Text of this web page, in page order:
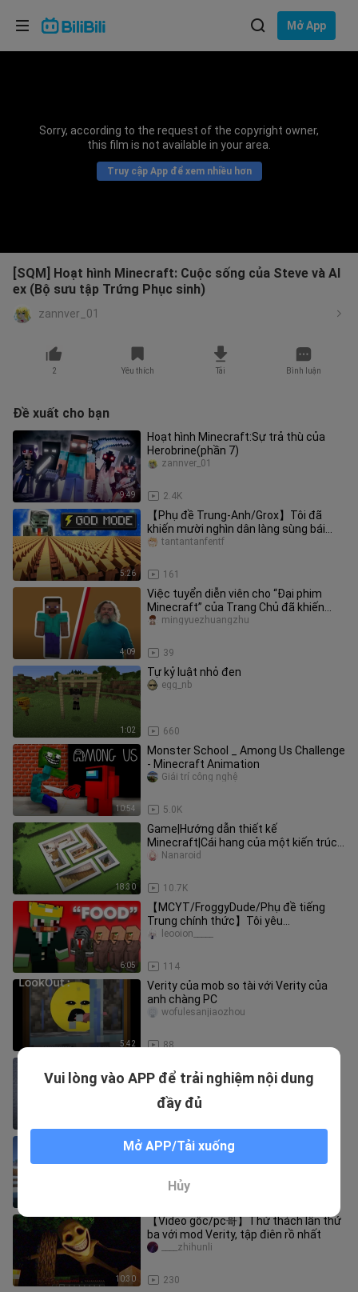
Mở App
Sorry, according to the request of the copyright owner,
this film is not available in your area.
Truy cập App để xem nhiều hơn
[SQM] Hoạt hình Minecraft: Cuộc sống của Steve và Al
ex (Bộ sưu tập Trứng Phục sinh)
zannver_01
2 Yêu thích Tải Bình luận
Đề xuất cho bạn
9:49
Hoạt hình Minecraft:Sự trả thù của
Herobrine(phần 7)
2.4K
zannver_01
5:26
【Phụ đề Trung-Anh/Grox】Tôi đã
khiến mười nghìn dân làng sùng bái
mình
161
tantantanfentf
4:09
Việc tuyển diễn viên cho “Đại phim
Minecraft” của Trang Chủ đã khiến
người chơi thất vọng!
39
mingyuezhuangzhu
1:02
Tự kỷ luật nhỏ đen
660
egg_nb
10:54
Monster School _ Among Us Challenge
- Minecraft Animation
5.0K
Giải trí công nghệ
18:30
Game|Hướng dẫn thiết kế
Minecraft|Cái hang của một kiến trúc
sư đào...
10.7K
Nanaroid
6:05
【MCYT/FroggyDude/Phụ đề tiếng
Trung chính thức】Tôi yêu
MINECRAFT MANHUNT【Hơi đáng
114
leooion_____
5:42
Verity của mob so tài với Verity của
anh chàng PC
88
wofulesanjiaozhou
ZA_7
[Chuyển] Tom Speedrun Minecraft
fzxiansheng123
10:30
【Video gốc/pc哥】Thử thách lần thứ
ba với mod Verity, tập điên rồ nhất
230
____zhihunli
Vui lòng vào APP để trải nghiệm nội dung
đầy đủ
Mở APP/Tải xuống
Hủy
Lựa chọn ngôn ngữ
Bahasa Indonesia